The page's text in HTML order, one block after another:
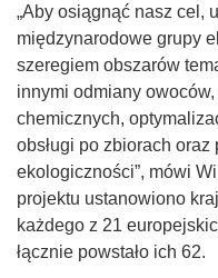
„Aby osiągnąć nasz cel,
międzynarodowe grupy
szeregiem obszarów
innymi odmiany
chemicznych,
obsługi po zbiorach
ekologiczności”, mówi
projektu ustanowiono
każdego z 21
łącznie powstało ich 62.